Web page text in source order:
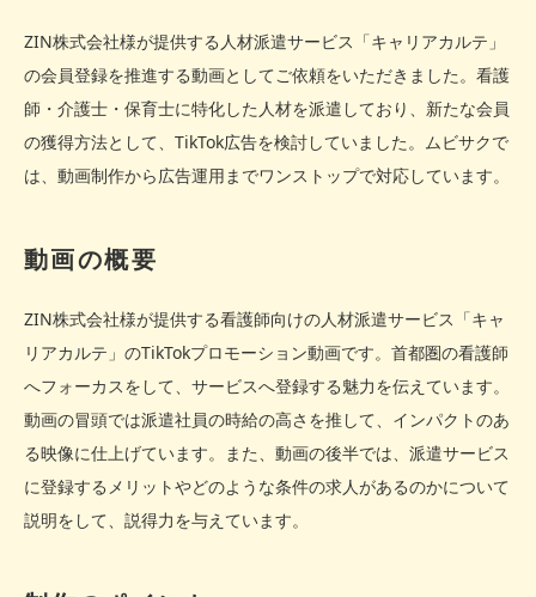
ZIN株式会社様が提供する人材派遣サービス「キャリアカルテ」
の会員登録を推進する動画としてご依頼をいただきました。看護
師・介護士・保育士に特化した人材を派遣しており、新たな会員
の獲得方法として、TikTok広告を検討していました。ムビサクで
は、動画制作から広告運用までワンストップで対応しています。
動画の概要
ZIN株式会社様が提供する看護師向けの人材派遣サービス「キャ
リアカルテ」のTikTokプロモーション動画です。首都圏の看護師
へフォーカスをして、サービスへ登録する魅力を伝えています。
動画の冒頭では派遣社員の時給の高さを推して、インパクトのあ
る映像に仕上げています。また、動画の後半では、派遣サービス
に登録するメリットやどのような条件の求人があるのかについて
説明をして、説得力を与えています。